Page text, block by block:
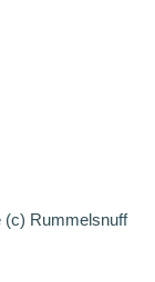
(c) Rummelsnuff